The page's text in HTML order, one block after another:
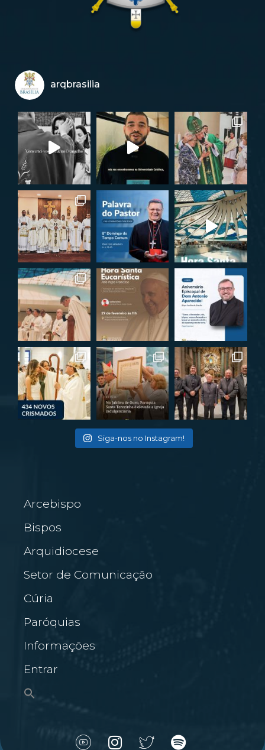
arqbrasilia
Siga-nos no Instagram!
Arcebispo
Bispos
Arquidiocese
Setor de Comunicação
Cúria
Paróquias
Informações
Entrar